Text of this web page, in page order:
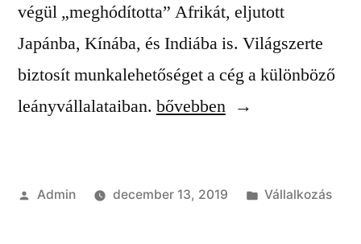
végül „meghódította” Afrikát, eljutott
Japánba, Kínába, és Indiába is. Világszerte
biztosít munkalehetőséget a cég a különböző
leányvállalataiban. “A
bővebben
Szerző:
Admin december 13, 2019 Kategória:
Vállalkozás